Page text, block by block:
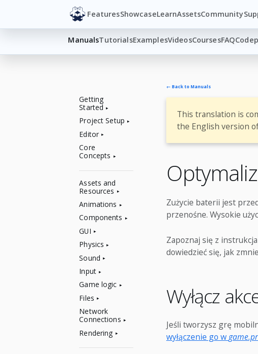
FeaturesShowcaseLearnAssetsCommunity
ManualsTutorialsExamplesVideosCoursesFAQ
Getting
Started
Project Setup
Editor
Core
Concepts
Assets and
Resources
Animations
Components
GUI
Physics
Sound
Input
Game logic
Files
Network
Connections
Rendering
← Back to Manuals
This translation is
the English version
Zużycie baterii jest
przenośne. Wysokie
Zapoznaj się z
dowiedzieć się, jak
Wyłącz
Jeśli tworzysz grę
wyłączenie go w